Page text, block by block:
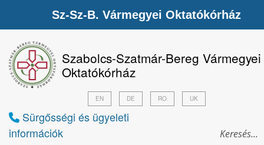
Szabolcs-Szatmár-Bereg Vármegyei
Oktatókórház
Sürgősségi és ügyeleti
információk
EN DE RO UK
Sz-Sz-B. Vármegyei Oktatókórház